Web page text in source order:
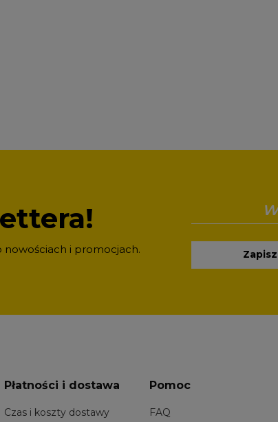
nowościach i promocjach.
Płatności i dostawa
Czas i koszty dostawy
Pomoc
FAQ